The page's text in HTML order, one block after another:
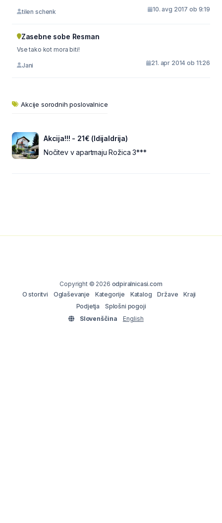
tilen schenk 10. avg 2017 ob 9:19
Zasebne sobe Resman
Vse tako kot mora biti!
Jani 21. apr 2014 ob 11:26
Akcije sorodnih poslovalnice
Akcija!!! - 21€ (IdijaIdrija)
Nočitev v apartmaju Rožica 3***
Copyright © 2026 odpiralnicasi.com
O storitvi
Oglaševanje Kategorije Katalog Države
Kraji
Podjetja
Splošni pogoji
Slovenščina
English